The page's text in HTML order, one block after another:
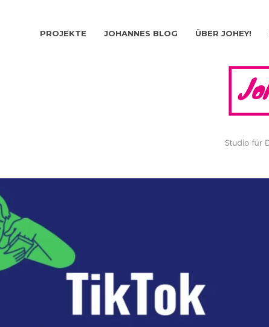
PROJEKTE JOHANNES BLOG ÜBER JOHEY!